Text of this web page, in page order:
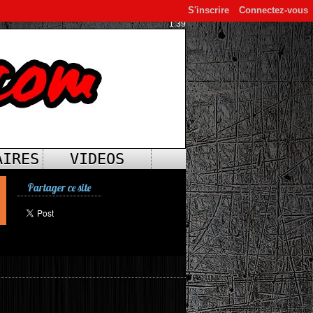
Connectez-vous
S'inscrire
1:39
VIDEOS
Partager ce site